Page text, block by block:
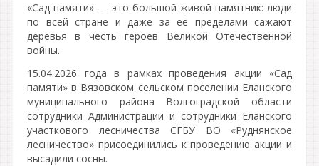
«Сад памяти» — это большой живой памятник: люди
по всей стране и даже за её пределами сажают
деревья в честь героев Великой Отечественной
войны.
15.04.2026 года в рамках проведения акции «Сад
памяти» в Вязовском сельском поселении Еланского
муниципального района Волгоградской области
сотрудники Администрации и сотрудники Еланского
участкового лесничества СГБУ ВО «Руднянское
лесничество» присоединились к проведению акции и
высадили сосны.